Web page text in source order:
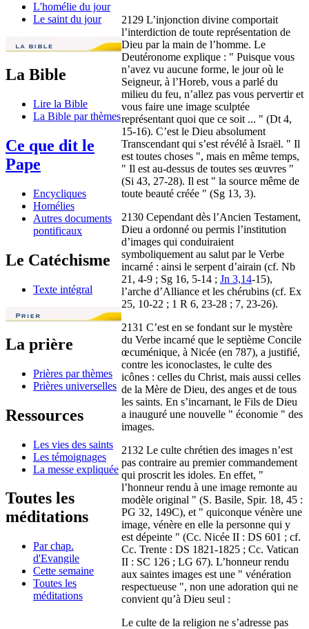
L'homélie du jour
Le saint du jour
La Bible
Lire la Bible
La Bible par thèmes
Ce que dit le
Pape
Encycliques
Homélies
Autres documents
pontificaux
Le Catéchisme
Texte intégral
La prière
Prières par thèmes
Prières universelles
Ressources
Les vies des saints
Les témoignages
La messe expliquée
Toutes les
méditations
Par chap.
d'Evangile
Cette semaine
Toutes les
méditations
2129 L’injonction divine comportait
l’interdiction de toute représentation de
Dieu par la main de l’homme. Le
Deutéronome explique : " Puisque vous
n’avez vu aucune forme, le jour où le
Seigneur, à l’Horeb, vous a parlé du
milieu du feu, n’allez pas vous pervertir et
vous faire une image sculptée
représentant quoi que ce soit ... " (Dt 4,
15-16). C’est le Dieu absolument
Transcendant qui s’est révélé à Israël. " Il
est toutes choses ", mais en même temps,
" Il est au-dessus de toutes ses œuvres "
(Si 43, 27-28). Il est " la source même de
toute beauté créée " (Sg 13, 3).
2130 Cependant dès l’Ancien Testament,
Dieu a ordonné ou permis l’institution
d’images qui conduiraient
symboliquement au salut par le Verbe
incarné : ainsi le serpent d’airain (cf. Nb
21, 4-9 ; Sg 16, 5-14 ; Jn 3,14-15),
l’arche d’Alliance et les chérubins (cf. Ex
25, 10-22 ; 1 R 6, 23-28 ; 7, 23-26).
2131 C’est en se fondant sur le mystère
du Verbe incarné que le septième Concile
œcuménique, à Nicée (en 787), a justifié,
contre les iconoclastes, le culte des
icônes : celles du Christ, mais aussi celles
de la Mère de Dieu, des anges et de tous
les saints. En s’incarnant, le Fils de Dieu
a inauguré une nouvelle " économie " des
images.
2132 Le culte chrétien des images n’est
pas contraire au premier commandement
qui proscrit les idoles. En effet, "
l’honneur rendu à une image remonte au
modèle original " (S. Basile, Spir. 18, 45 :
PG 32, 149C), et " quiconque vénère une
image, vénère en elle la personne qui y
est dépeinte " (Cc. Nicée II : DS 601 ; cf.
Cc. Trente : DS 1821-1825 ; Cc. Vatican
II : SC 126 ; LG 67). L’honneur rendu
aux saintes images est une " vénération
respectueuse ", non une adoration qui ne
convient qu’à Dieu seul :
Le culte de la religion ne s’adresse pas